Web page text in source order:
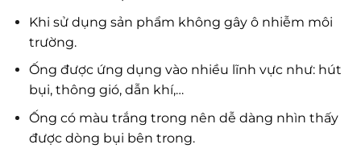
Khi sử dụng sản phẩm không gây ô nhiễm môi
trường.
Ống được ứng dụng vào nhiều lĩnh vực như: hút
bụi, thông gió, dẫn khí,…
Ống có màu trắng trong nên dễ dàng nhìn thấy
được dòng bụi bên trong.